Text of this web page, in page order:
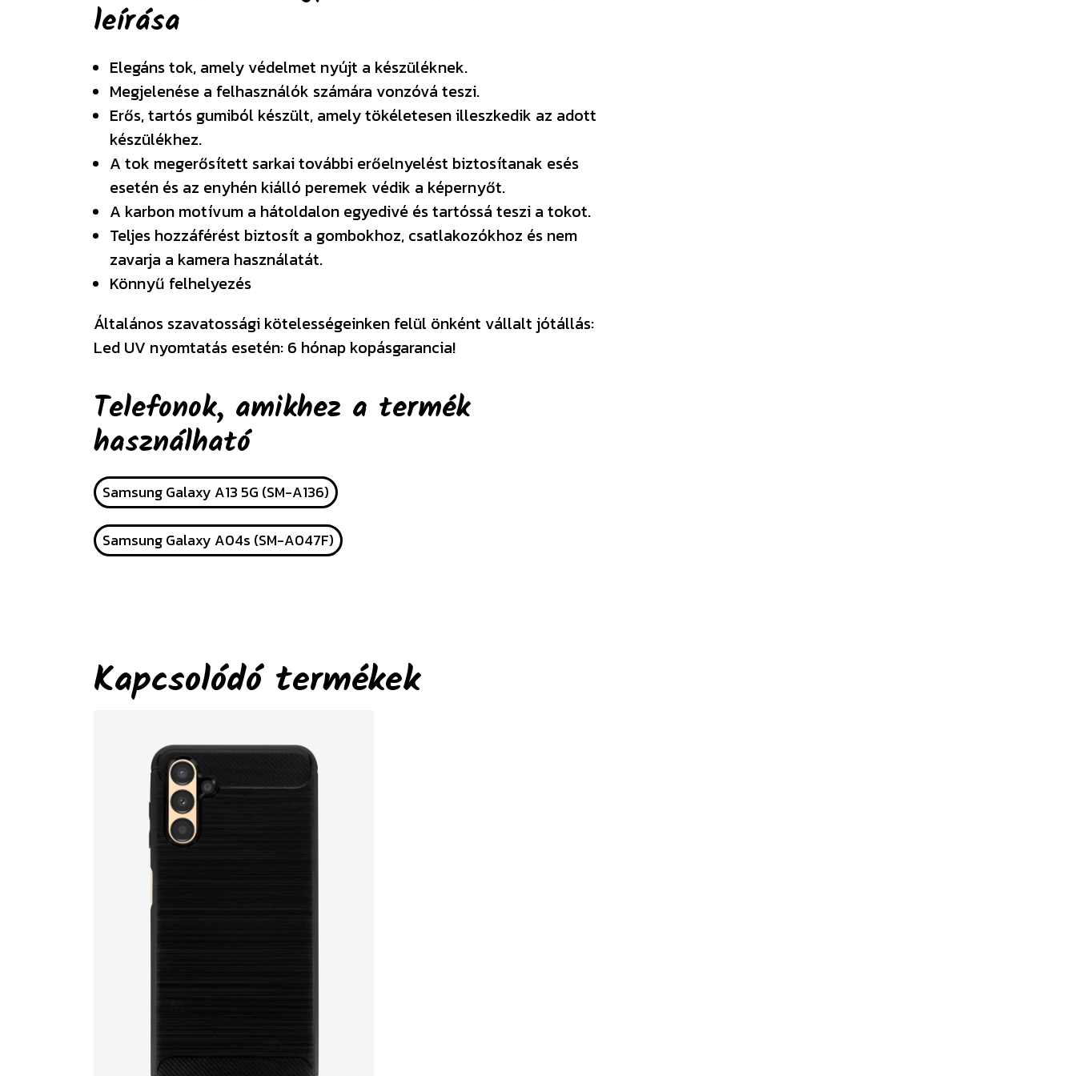
leírása
Elegáns tok, amely védelmet nyújt a készüléknek.
Megjelenése a felhasználók számára vonzóvá teszi.
Erős, tartós gumiból készült, amely tökéletesen illeszkedik az adott
készülékhez.
A tok megerősített sarkai további erőelnyelést biztosítanak esés
esetén és az enyhén kiálló peremek védik a képernyőt.
A karbon motívum a hátoldalon egyedivé és tartóssá teszi a tokot.
Teljes hozzáférést biztosít a gombokhoz, csatlakozókhoz és nem
zavarja a kamera használatát.
Könnyű felhelyezés
Általános szavatossági kötelességeinken felül önként vállalt jótállás:
Led UV nyomtatás esetén: 6 hónap kopásgarancia!
Telefonok, amikhez a termék
használható
Samsung Galaxy A13 5G (SM-A136)
Samsung Galaxy A04s (SM-A047F)
Kapcsolódó termékek